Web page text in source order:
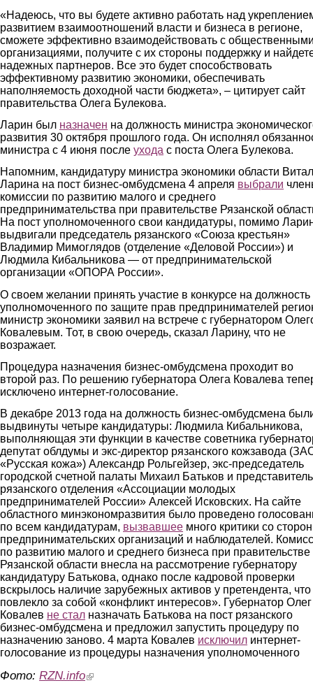
«Надеюсь, что вы будете активно работать над
развитием взаимоотношений власти и бизнеса в регионе,
сможете эффективно взаимодействовать с
организациями, получите с их стороны поддержку и
надежных партнеров. Все это будет способствовать
эффективному развитию экономики, обеспечивать
наполняемость доходной части бюджета», – цитирует сайт
правительства Олега Булекова.
Ларин был назначен на должность министра
развития 30 октября прошлого года. Он исполнял
министра с 4 июня после ухода с поста Олега Булекова.
Напомним, кандидатуру министра экономики области
Ларина на пост бизнес-омбудсмена 4 апреля выбрали
комиссии по развитию малого и среднего
предпринимательства при правительстве Рязанской
На пост уполномоченного свои кандидатуры, помимо
выдвигали председатель рязанского «Союза крестьян»
Владимир Мимоглядов (отделение «Деловой России») и
Людмила Кибальникова — от предпринимательской
организации «ОПОРА России».
О своем желании принять участие в конкурсе на должность
уполномоченного по защите прав предпринимателей
министр экономики заявил на встрече с губернатором
Ковалевым. Тот, в свою очередь, сказал Ларину, что не
возражает.
Процедура назначения бизнес-омбудсмена проходит во
второй раз. По решению губернатора Олега Ковалева
исключено интернет-голосование.
В декабре 2013 года на должность бизнес-омбудсмена
выдвинуты четыре кандидатуры: Людмила Кибальникова,
выполняющая эти функции в качестве советника
депутат облдумы и экс-директор рязанского кожзавода
«Русская кожа») Александр Рольгейзер, экс-председатель
городской счетной палаты Михаил Батьков и представитель
рязанского отделения «Ассоциации молодых
предпринимателей России» Алексей Исковских. На сайте
областного минэкономразвития было проведено
по всем кандидатурам, вызвавшее много критики со
предпринимательских организаций и наблюдателей.
по развитию малого и среднего бизнеса при правительстве
Рязанской области внесла на рассмотрение губернатору
кандидатуру Батькова, однако после кадровой проверки
вскрылось наличие зарубежных активов у претендента, что
повлекло за собой «конфликт интересов». Губернатор Олег
Ковалев не стал назначать Батькова на пост рязанского
бизнес-омбудсмена и предложил запустить процедуру по
назначению заново. 4 марта Ковалев исключил интернет-
голосование из процедуры назначения уполномоченного
Фото: RZN.info(link is external)